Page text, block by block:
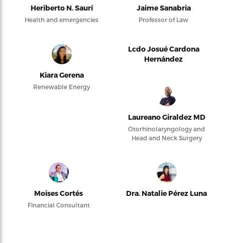
Heriberto N. Saurí
Health and emergencies
Jaime Sanabria
Professor of Law
Kiara Gerena
Renewable Energy
Lcdo Josué Cardona
Hernández
Laureano Giraldez MD
Otorhinolaryngology and
Head and Neck Surgery
Moises Cortés
Financial Consultant
Dra. Natalie Pérez Luna